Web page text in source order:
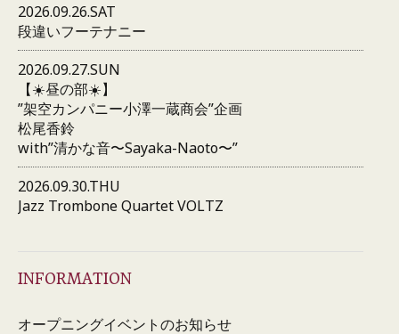
2026.09.26.SAT
段違いフーテナニー
2026.09.27.SUN
【☀️昼の部☀️】
”架空カンパニー小澤一蔵商会”企画
松尾香鈴
with”清かな音〜Sayaka-Naoto〜”
2026.09.30.THU
Jazz Trombone Quartet VOLTZ
INFORMATION
オープニングイベントのお知らせ